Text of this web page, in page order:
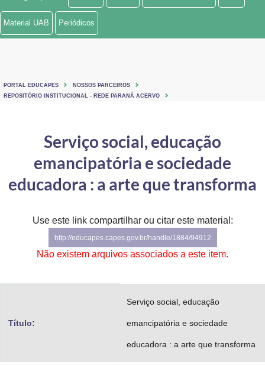
Ministério de Minas e Energia
Ministério do Turismo
Controladoria-Geral da União
Ministério da Mulher, da Família e dos Direitos Humanos
Secretaria de Governo
Gabinete de Segurança Institucional
Planalto
Material UAB Periódicos
PORTAL EDUCAPES
NOSSOS PARCEIROS
REPOSITÓRIO INSTITUCIONAL - REDE PARANÁ ACERVO
Serviço social, educação
emancipatória e sociedade
educadora : a arte que transforma
Use este link compartilhar ou citar este material:
http://educapes.capes.gov.br/handle/1884/94912
Não existem arquivos associados a este item.
Título:
Serviço social, educação
emancipatória e sociedade
educadora : a arte que transforma